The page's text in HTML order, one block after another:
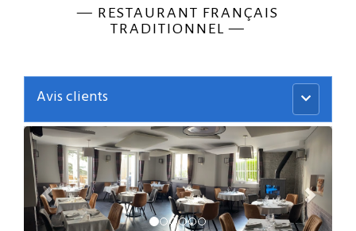
— RESTAURANT FRANÇAIS
TRADITIONNEL—
Menu
principal
Avis clients